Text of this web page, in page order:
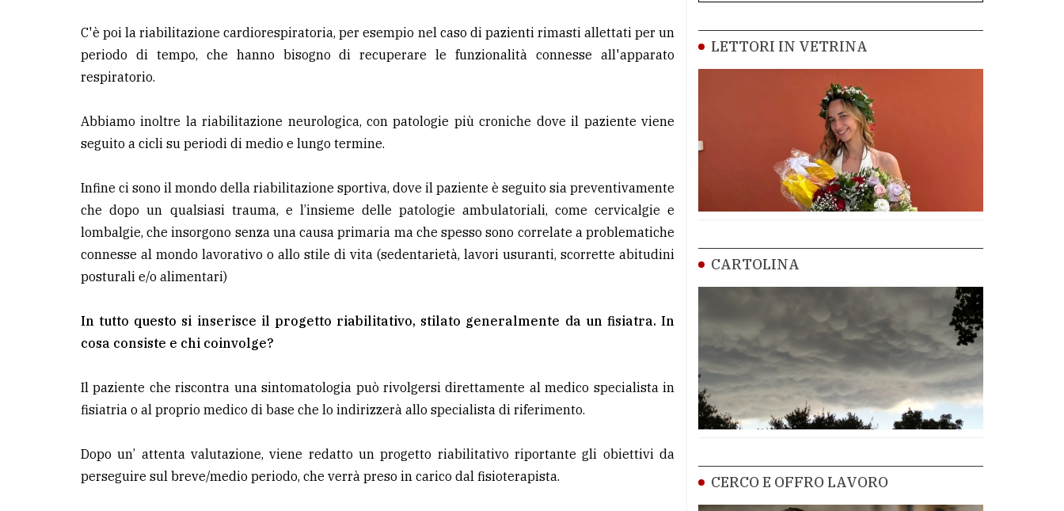
C'è poi la riabilitazione cardiorespiratoria, per esempio nel caso di pazienti rimasti allettati per un
periodo di tempo, che hanno bisogno di recuperare le funzionalità connesse all'apparato
respiratorio.
Abbiamo inoltre la riabilitazione neurologica, con patologie più croniche dove il paziente viene
seguito a cicli su periodi di medio e lungo termine.
Infine ci sono il mondo della riabilitazione sportiva, dove il paziente è seguito sia preventivamente
che dopo un qualsiasi trauma, e l’insieme delle patologie ambulatoriali, come cervicalgie e
lombalgie, che insorgono senza una causa primaria ma che spesso sono correlate a problematiche
connesse al mondo lavorativo o allo stile di vita (sedentarietà, lavori usuranti, scorrette abitudini
posturali e/o alimentari)
In tutto questo si inserisce il progetto riabilitativo, stilato generalmente da un fisiatra. In
cosa consiste e chi coinvolge?
Il paziente che riscontra una sintomatologia può rivolgersi direttamente al medico specialista in
fisiatria o al proprio medico di base che lo indirizzerà allo specialista di riferimento.
Dopo un’ attenta valutazione, viene redatto un progetto riabilitativo riportante gli obiettivi da
perseguire sul breve/medio periodo, che verrà preso in carico dal fisioterapista.
LETTORI IN VETRINA
CARTOLINA
CERCO E OFFRO LAVORO